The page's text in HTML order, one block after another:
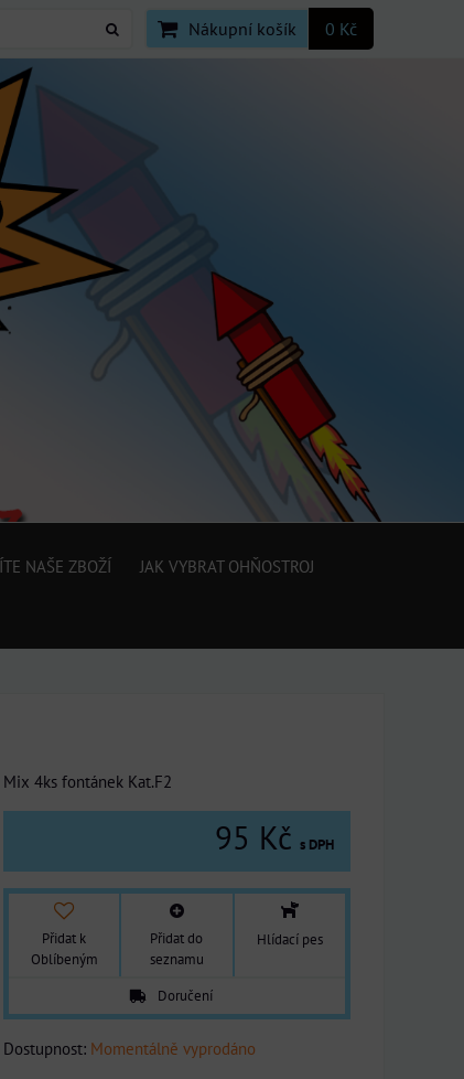
Nákupní košík 0 Kč
NAŠE ZBOŽÍ JAK VYBRAT OHŇOSTROJ
Mix 4ks fontánek Kat.F2
95 Kč s DPH
Přidat k
Oblíbeným
Přidat do
seznamu
Hlídací pes
Doručení
Dostupnost: Momentálně vyprodáno